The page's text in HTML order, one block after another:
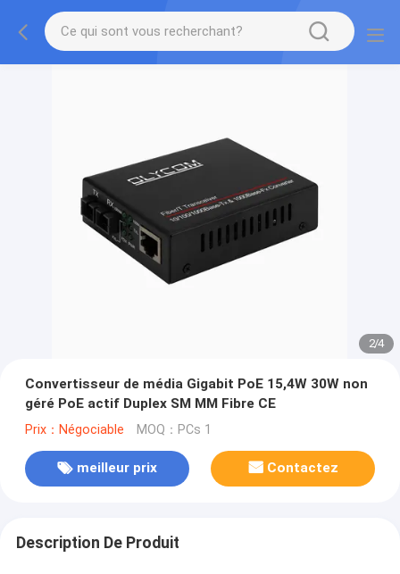
2/4
Convertisseur de média Gigabit PoE 15,4W 30W non
géré PoE actif Duplex SM MM Fibre CE
Prix：Négociable MOQ：PCs 1
meilleur prix Contactez
Description De Produit